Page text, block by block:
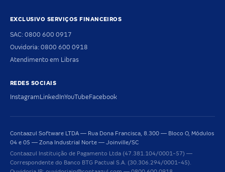
EXCLUSIVO SERVIÇOS FINANCEIROS
SAC: 0800 600 0917
Ouvidoria: 0800 600 0918
Atendimento em Libras
REDES SOCIAIS
InstagramLinkedInYouTubeFacebook
Contaazul Software LTDA — Rua Dona Francisca, 8.300 — Bloco O, Módulos
04 e 05 — Zona Industrial Norte — Joinville/SC
Contaazul Instituição de Pagamento Ltda (47.381.104/0001-57) —
Correspondente do Banco BTG Pactual S.A. (30.306.294/0001-45).